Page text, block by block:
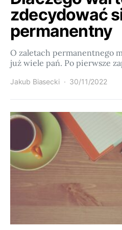
zdecydować
permanentny
O zaletach permanentnego
już wiele pań. Po pierwsze
Jakub Biasecki 30/11/2022